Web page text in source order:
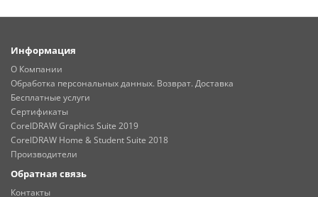
Информация
О Компании
Обработка персональных данных. Возврат. Доставка
Бесплатные услуги
Сертификаты
CorelDRAW Graphics Suite 2019
CorelDRAW Home & Student Suite 2018
Производители
Обратная связь
Контакты